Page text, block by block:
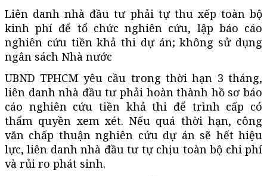
Liên danh nhà đầu tư phải tự thu xếp toàn bộ
kinh phí để tổ chức nghiên cứu, lập báo cáo
nghiên cứu tiền khả thi dự án; không sử dụng
ngân sách Nhà nước
UBND TPHCM yêu cầu trong thời hạn 3 tháng,
liên danh nhà đầu tư phải hoàn thành hồ sơ báo
cáo nghiên cứu tiền khả thi để trình cấp có
thẩm quyền xem xét. Nếu quá thời hạn, công
văn chấp thuận nghiên cứu dự án sẽ hết hiệu
lực, liên danh nhà đầu tư tự chịu toàn bộ chi phí
và rủi ro phát sinh.